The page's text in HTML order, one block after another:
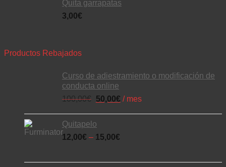
Quita garrapatas
3,00€
Productos Rebajados
Curso de adiestramiento o modificación de
conducta online
100,00€ 50,00€ / mes
Quitapelo
12,00€ – 15,00€